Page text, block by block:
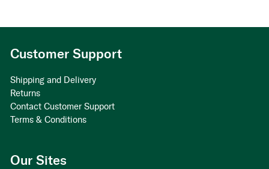
Customer Support
Shipping and Delivery
Returns
Contact Customer Support
Terms & Conditions
Our Sites